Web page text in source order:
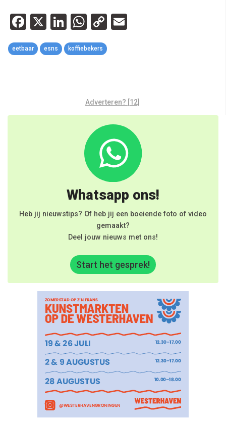
Facebook
X LinkedIn
WhatsApp
Copy
eetbaar esns koffiebekers
Adverteren? [12]
Whatsapp ons!
Heb jij nieuwstips? Of heb jij een boeiende foto of video
gemaakt?
Deel jouw nieuws met ons!
Start het gesprek!